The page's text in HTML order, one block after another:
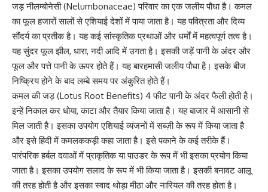
जड़नीलम्बोनेसी (Nelumbonaceae) परिवार का एक जलीय पौधा है। कमल
का फूल हजारों सालों से एशियाई देशों में पाया जाता है। यह पवित्रता और दिव्य
सौंदर्य का प्रतीक है। यह कई सांस्कृतिक प्रथाओं और धर्मों में महत्वपूर्ण तत्व है।
यह सुंदर फूल झील, धारा, नदी आदि में उगता है। इसकी जड़ें पानी के अंदर और
फूल और पत्ते पानी के ऊपर होते हैं। यह बारहमासी जलीय पौधा है। इसके बीज
निष्क्रिय होने के बाद लम्बे समय पर अंकुरित होते हैं।
कमल की जड़ (Lotus Root Benefits) 4 फीट पानी के अंदर फैली होती है।
इन्हें निकाल कर धोया, काटा और तैयार किया जाता है। यह बाजार में आसानी से
मिल जाती है। इसका उपयोग एशियाई व्यंजनों में सब्ज़ी के रूप में किया जाता है
और इसे हिंदी मेंकमलककड़ीकहा जाता है। इसे पकाने के कई तरीके हैं।
पारंपरिक हर्बल दवाओं में प्राकृतिक या पाउडर के रूप में भी इसका प्रयोग किया
जाता है। इसका उपयोग सलाद के रूप में भी किया जाता है। इसकी बनावट आलू
की तरह होती है और इसका स्वाद थोड़ा मीठा औरनारियल की तरह होता है।